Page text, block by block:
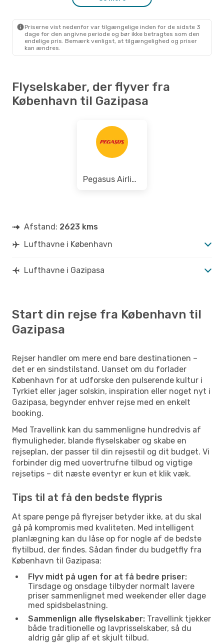
Pegasus Airlines1 Mellemlanding
Priserne vist nedenfor var tilgængelige inden for de sidste 3
dage for den angivne periode og bør ikke betragtes som den
endelige pris. Bemærk venligst, at tilgængelighed og priser
kan ændres.
Flyselskaber, der flyver fra
København til Gazipasa
Pegasus Airlines
Afstand: 2623 kms
Lufthavne i København
Lufthavne i Gazipasa
Start din rejse fra København til
Gazipasa
Rejser handler om mere end bare destinationen –
det er en sindstilstand. Uanset om du forlader
København for at udforske den pulserende kultur i
Tyrkiet eller jager solskin, inspiration eller noget nyt i
Gazipasa, begynder enhver rejse med en enkelt
booking.
Med Travellink kan du sammenligne hundredvis af
flymuligheder, blande flyselskaber og skabe en
rejseplan, der passer til din rejsestil og dit budget. Vi
forbinder dig med uovertrufne tilbud og vigtige
rejsetips – dit næste eventyr er kun et klik væk.
Tips til at få den bedste flypris
At spare penge på flyrejser betyder ikke, at du skal
gå på kompromis med kvaliteten. Med intelligent
planlægning kan du låse op for nogle af de bedste
flytilbud, der findes. Sådan finder du budgetfly fra
København til Gazipasa:
Flyv midt på ugen for at få bedre priser:
Tirsdage og onsdage tilbyder normalt lavere
priser sammenlignet med weekender eller dage
med spidsbelastning.
Sammenlign alle flyselskaber: Travellink tjekker
både traditionelle og lavprisselskaber, så du
aldrig går glip af et skjult tilbud.